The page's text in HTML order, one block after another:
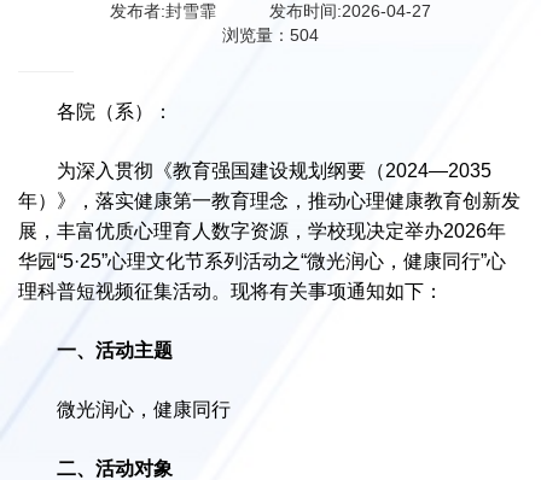
发布者:封雪霏
发布时间:2026-04-27
浏览量： 504
各院（系）：
为深入贯彻《教育强国建设规划纲要（2024—2035
年）》，落实健康第一教育理念，推动心理健康教育创新发
展，丰富优质心理育人数字资源，学校现决定举办2026年
华园“5·25”心理文化节系列活动之“微光润心，健康同行”心
理科普短视频征集活动。现将有关事项通知如下：
一、活动主题
微光润心，健康同行
二、活动对象